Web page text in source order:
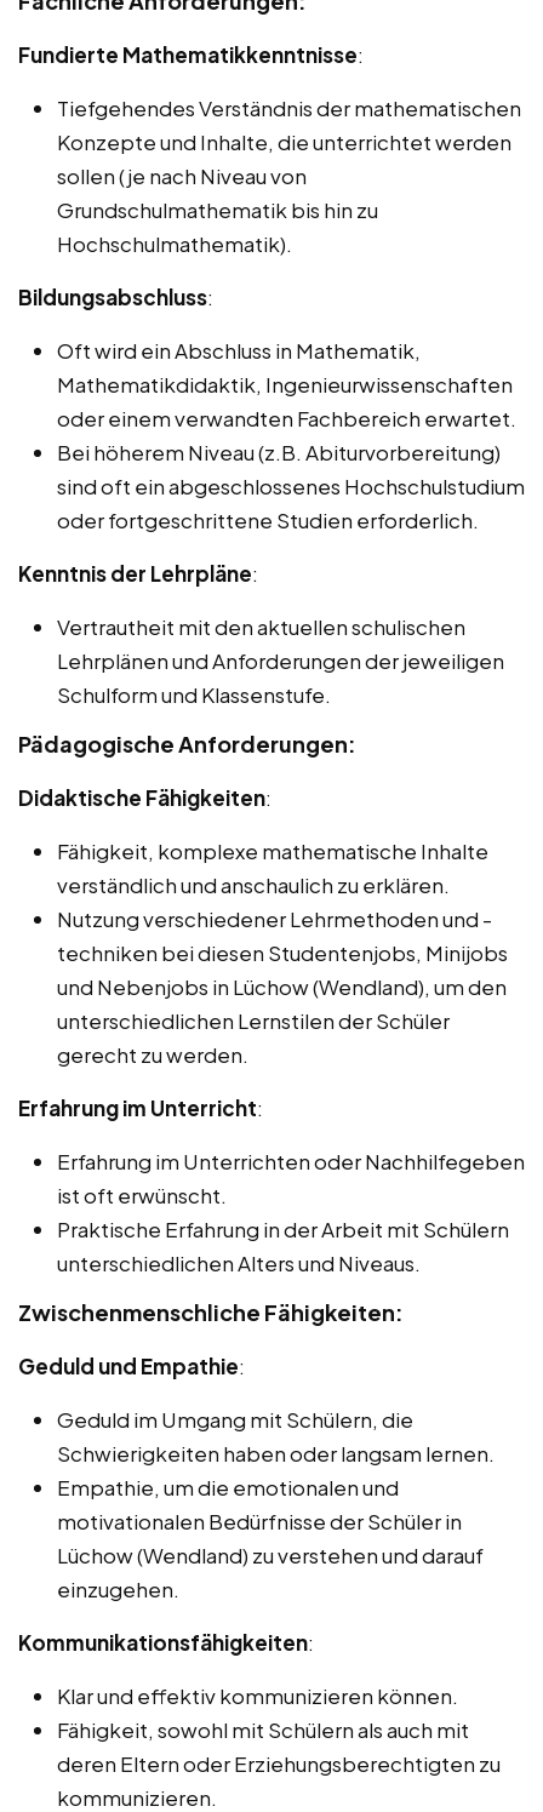
Fundierte Mathematikkenntnisse:
Tiefgehendes Verständnis der mathematischen
Konzepte und Inhalte, die unterrichtet werden
sollen (je nach Niveau von
Grundschulmathematik bis hin zu
Hochschulmathematik).
Bildungsabschluss:
Oft wird ein Abschluss in Mathematik,
Mathematikdidaktik, Ingenieurwissenschaften
oder einem verwandten Fachbereich erwartet.
Bei höherem Niveau (z.B. Abiturvorbereitung)
sind oft ein abgeschlossenes Hochschulstudium
oder fortgeschrittene Studien erforderlich.
Kenntnis der Lehrpläne:
Vertrautheit mit den aktuellen schulischen
Lehrplänen und Anforderungen der jeweiligen
Schulform und Klassenstufe.
Pädagogische Anforderungen:
Didaktische Fähigkeiten:
Fähigkeit, komplexe mathematische Inhalte
verständlich und anschaulich zu erklären.
Nutzung verschiedener Lehrmethoden und -
techniken bei diesen Studentenjobs, Minijobs
und Nebenjobs in Lüchow (Wendland), um den
unterschiedlichen Lernstilen der Schüler
gerecht zu werden.
Erfahrung im Unterricht:
Erfahrung im Unterrichten oder Nachhilfegeben
ist oft erwünscht.
Praktische Erfahrung in der Arbeit mit Schülern
unterschiedlichen Alters und Niveaus.
Zwischenmenschliche Fähigkeiten:
Geduld und Empathie:
Geduld im Umgang mit Schülern, die
Schwierigkeiten haben oder langsam lernen.
Empathie, um die emotionalen und
motivationalen Bedürfnisse der Schüler in
Lüchow (Wendland) zu verstehen und darauf
einzugehen.
Kommunikationsfähigkeiten:
Klar und effektiv kommunizieren können.
Fähigkeit, sowohl mit Schülern als auch mit
deren Eltern oder Erziehungsberechtigten zu
kommunizieren.